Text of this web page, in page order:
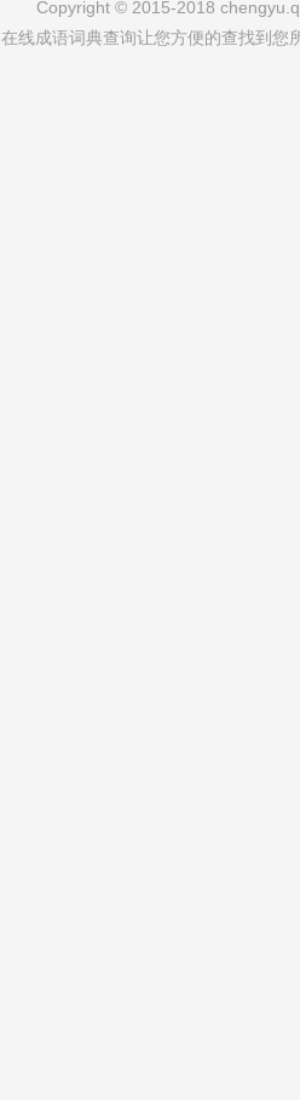
Copyright © 2015-2018
在线成语词典查询让您方便的查找到您